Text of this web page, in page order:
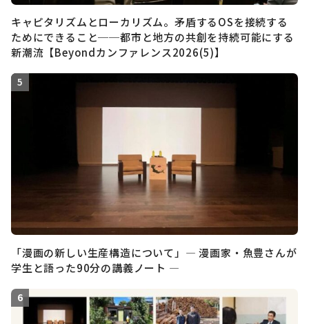
キャピタリズムとローカリズム。矛盾するOSを接続する
ためにできること──都市と地方の共創を持続可能にする
新潮流【Beyondカンファレンス2026(5)】
「漫画の新しい生産構造について」― 漫画家・魚豊さんが
学生と語った90分の講義ノート ―